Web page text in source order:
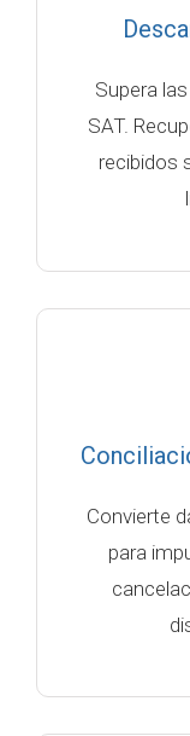
Supera
SAT.
recibidos
Convierte
para